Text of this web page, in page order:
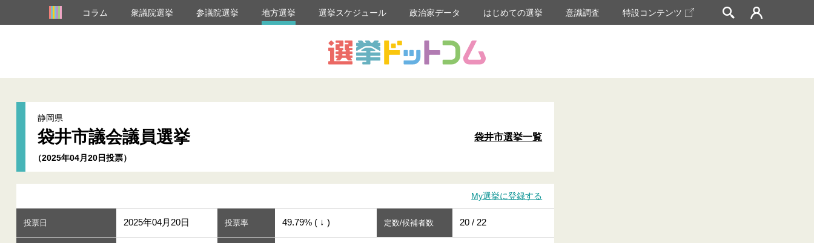
コラム 衆議院選挙 参議院選挙 地方選挙 選挙スケジュール 政治家データ はじめての選挙 意識調査 特設コンテンツ
静岡県
袋井市議会議員選挙
（2025年04月20日投票）
袋井市選挙一覧
My選挙に登録する
投票日 2025年04月20日 投票率 49.79% ( ↓ ) 定数/候補者数 20 / 22